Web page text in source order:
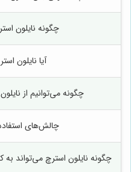
چگونه نایلون
آیا نایلون
چگونه می‌توانیم از
چالش‌های
چگونه نایلون استرچ می‌تواند